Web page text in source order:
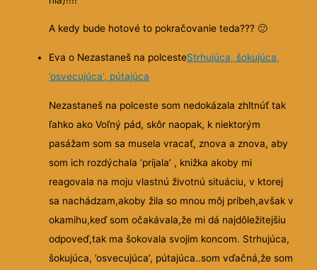
A kedy bude hotové to pokračovanie teda???🙂
Eva o Nezastaneš na polcesteStrhujúca, šokujúca,
’osvecujúca’, pútajúca
Nezastaneš na polceste som nedokázala zhltnúť tak
ľahko ako Voľný pád, skôr naopak, k niektorým
pasážam som sa musela vracať, znova a znova, aby
som ich rozdýchala ‘prijala’ , knižkaakoby mi
reagovala na moju vlastnú životnú situáciu, v ktorej
sa nachádzam,akoby žila so mnou môj príbeh,avšak v
okamihu,keď som očakávala,že mi dá najdôležitejšiu
odpoveď,tak ma šokovala svojim koncom. Strhujúca,
šokujúca, ’osvecujúca’, pútajúca..som vďačná,že som